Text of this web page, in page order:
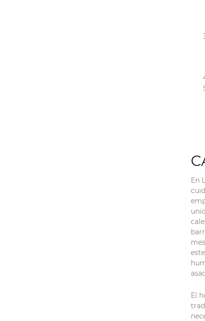
En
El